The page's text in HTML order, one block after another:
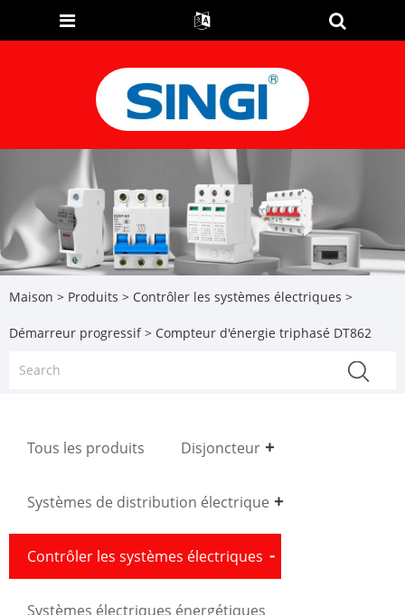
Maison > Produits > Contrôler les systèmes électriques >
Démarreur progressif> Compteur d'énergie triphasé DT862
Tous les produits Disjoncteur
Systèmes de distribution électrique
Contrôler les systèmes électriques
Systèmes électriques énergétiques